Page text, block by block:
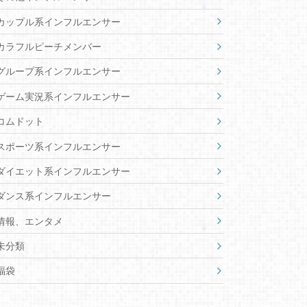
Re:AcT
VEE
WACTOR
あおぎり高校
あにまーれ
にじさんじ
のなめぷろだくしょん
のりプロ
ぶいすぽっ！メンバー
ますかれーど
ホロライブ